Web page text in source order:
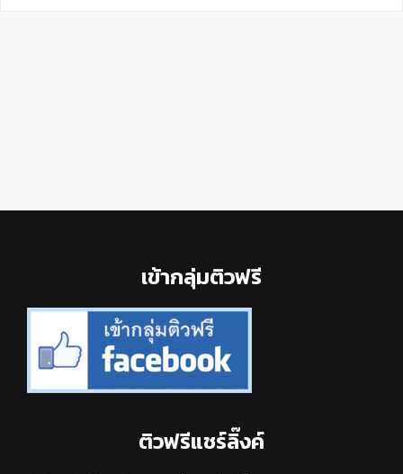
เข้ากลุ่มติวฟรี
ติวฟรีแชร์ลิ๊งค์